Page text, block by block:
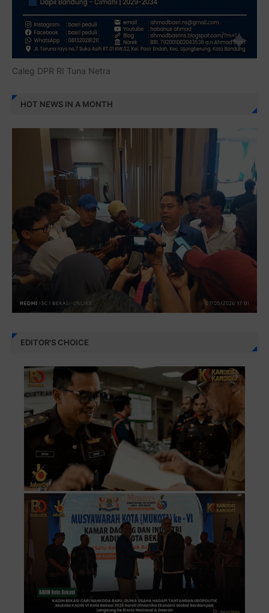
Caleg DPR RI Tuna Netra
HOT NEWS IN A MONTH
EDITOR'S CHOICE